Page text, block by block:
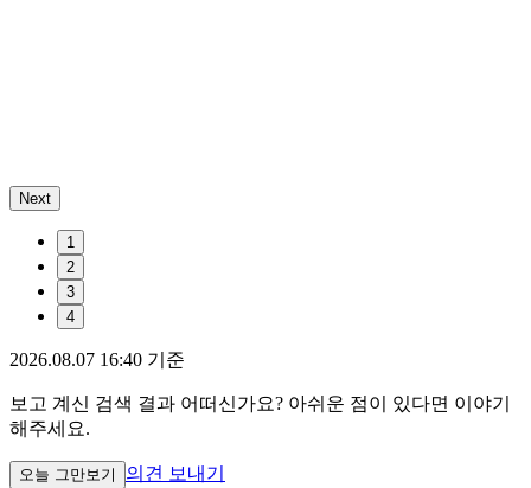
Next
1
2
3
4
2026.08.07 16:40 기준
보고 계신 검색 결과 어떠신가요? 아쉬운 점이 있다면 이야기
해주세요.
오늘 그만보기 의견 보내기